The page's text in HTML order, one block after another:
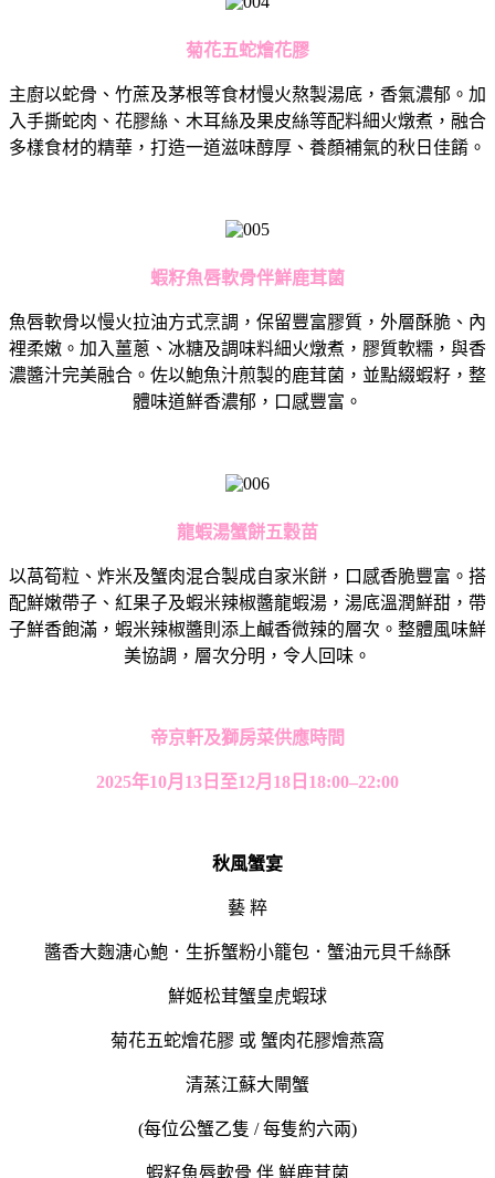
菊花五蛇燴花膠
主廚以蛇骨、竹蔗及茅根等食材慢火熬製湯底，香氣濃郁。 加
入手撕蛇肉、花膠絲、木耳絲及果皮絲等配料細火燉煮， 融合
多樣食材的精華，打造一道滋味醇厚、養顏補氣的秋日佳餚。
蝦籽魚唇軟骨伴鮮鹿茸菌
魚唇軟骨以慢火拉油方式烹調，保留豐富膠質，外層酥脆、 內
裡柔嫩。加入薑蔥、冰糖及調味料細火燉煮，膠質軟糯， 與香
濃醬汁完美融合。佐以鮑魚汁煎製的鹿茸菌，並點綴蝦籽， 整
體味道鮮香濃郁，口感豐富。
龍蝦湯蟹餅五穀苗
以萵筍粒、炸米及蟹肉混合製成自家米餅，口感香脆豐富。 搭
配鮮嫩帶子、紅果子及蝦米辣椒醬龍蝦湯，湯底溫潤鮮甜， 帶
子鮮香飽滿，蝦米辣椒醬則添上鹹香微辣的層次。 整體風味鮮
美協調，層次分明，令人回味。
帝京軒及獅房菜供應時間
2025年10月13日至12月18日18:00–22:00
秋風蟹宴
藝 粹
醬香大麴溏心鮑．生拆蟹粉小籠包．蟹油元貝千絲酥
鮮姬松茸蟹皇虎蝦球
菊花五蛇燴花膠 或 蟹肉花膠燴燕窩
清蒸江蘇大閘蟹
(每位公蟹乙隻 / 每隻約六兩)
蝦籽魚唇軟骨 伴 鮮鹿茸菌